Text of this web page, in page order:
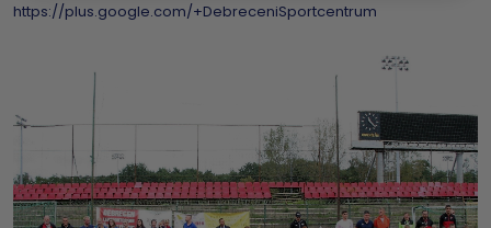
https://plus.google.com/+DebreceniSportcentrum